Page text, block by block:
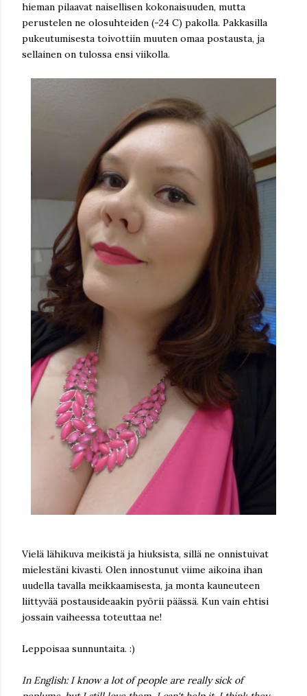
hieman pilaavat naisellisen kokonaisuuden, mutta
perustelen ne olosuhteiden (-24 C) pakolla. Pakkasilla
pukeutumisesta toivottiin muuten omaa postausta, ja
sellainen on tulossa ensi viikolla.
Vielä lähikuva meikistä ja hiuksista, sillä ne onnistuivat
mielestäni kivasti. Olen innostunut viime aikoina ihan
uudella tavalla meikkaamisesta, ja monta kauneuteen
liittyvää postausideaakin pyörii päässä. Kun vain ehtisi
jossain vaiheessa toteuttaa ne!
Leppoisaa sunnuntaita. :)
In English: I know a lot of people are really sick of